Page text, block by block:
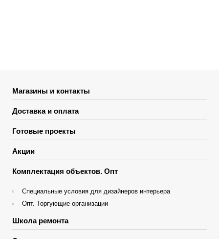
Магазины и контакты
Доставка и оплата
Готовые проекты
Акции
Комплектация объектов. Опт
Специальные условия для дизайнеров интерьера
Опт. Торгующие организации
Школа ремонта